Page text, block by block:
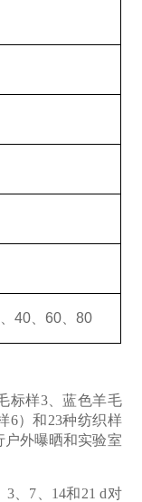
、40 、60 、80
标样3、蓝色羊毛
6）和23种纺织样
户外曝晒和实验室
3、 7 14和21 d对